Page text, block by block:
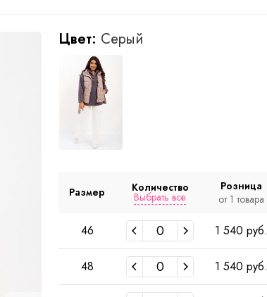
Цвет: Серый
Размер Количество
Выбрать все
Розница
от 1 товара
46 1 540 руб.
48 1 540 руб.